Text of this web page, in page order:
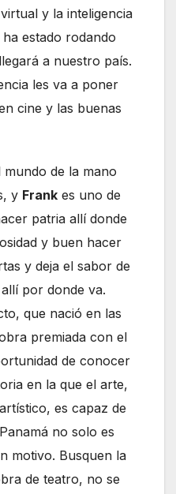
y la inteligencia
estado rodando
a nuestro país.
les va a poner
cine y las buenas
de la mano
y Frank es uno de
patria allí donde
y buen hacer
y deja el sabor de
por donde va.
que nació en las
premiada con el
de conocer
en la que el arte,
es capaz de
no solo es
motivo. Busquen la
de teatro, no se